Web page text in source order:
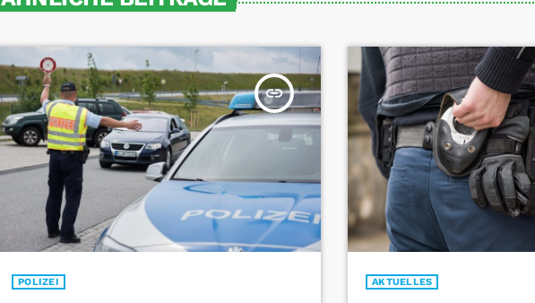
insert_link
POLIZEI AKTUELLES